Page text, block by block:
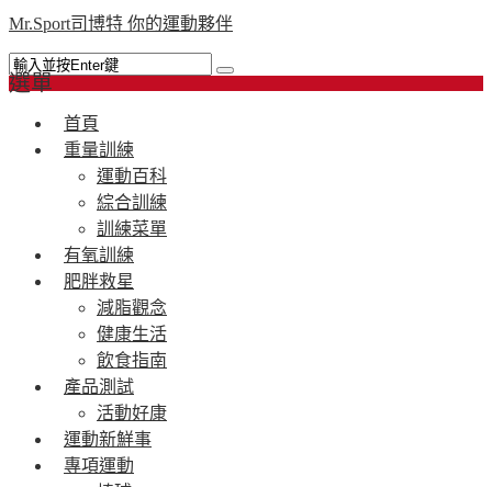
Mr.Sport司博特 你的運動夥伴
選單
首頁
重量訓練
運動百科
綜合訓練
訓練菜單
有氧訓練
肥胖救星
減脂觀念
健康生活
飲食指南
產品測試
活動好康
運動新鮮事
專項運動